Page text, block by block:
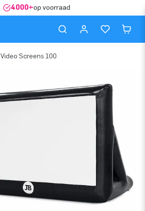
4000+op voorraad
Video Screens 100